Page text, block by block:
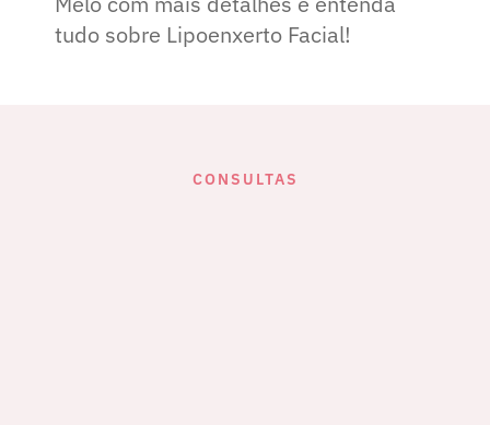
tudo sobre Lipoenxerto Facial!
CONSULTAS